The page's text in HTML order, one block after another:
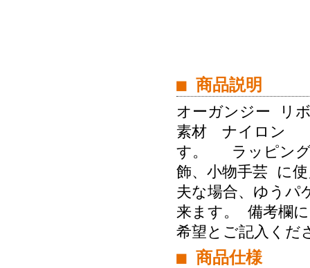
■ 商品説明
オーガンジー
素材 ナイロン
す。 ラッピング
飾、小物手芸
夫な場合、ゆう
来ます。 備考欄
希望とご記入くだ
■ 商品仕様